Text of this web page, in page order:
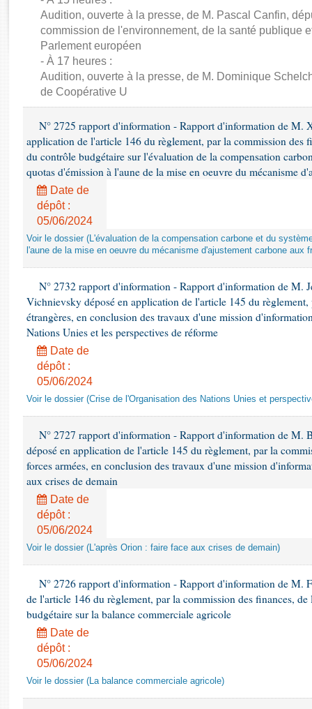
Rapports d'enquête
Rapports législatifs
Rapports sur l'application des lois
Baromètre de l’application des lois
Dossiers législatifs
Questions écrites et orales
Comptes rendus des débats
Audition, ouverte à la presse, de M. Pascal Canfin,
commission de l'environnement, de la santé publique
Parlement européen
- À 17 heures :
Audition, ouverte à la presse, de M. Dominique
de Coopérative U
N° 2725 rapport d'information - Rapport d'information de M.
application de l'article 146 du règlement, par la commission des
du contrôle budgétaire sur l'évaluation de la compensation
quotas d'émission à l'aune de la mise en oeuvre du mécanisme
Date de
dépôt :
05/06/2024
Voir le dossier (L'évaluation de la compensation carbone et du
l'aune de la mise en oeuvre du mécanisme d'ajustement carbone aux
N° 2732 rapport d'information - Rapport d'information de M.
Vichnievsky déposé en application de l'article 145 du règlement,
étrangères, en conclusion des travaux d'une mission
Nations Unies et les perspectives de réforme
Date de
dépôt :
05/06/2024
Voir le dossier (Crise de l'Organisation des Nations Unies et
N° 2727 rapport d'information - Rapport d'information de M.
déposé en application de l'article 145 du règlement, par la
forces armées, en conclusion des travaux d'une mission
aux crises de demain
Date de
dépôt :
05/06/2024
Voir le dossier (L'après Orion : faire face aux crises de demain)
N° 2726 rapport d'information - Rapport d'information de M.
de l'article 146 du règlement, par la commission des finances,
budgétaire sur la balance commerciale agricole
Date de
dépôt :
05/06/2024
Voir le dossier (La balance commerciale agricole)